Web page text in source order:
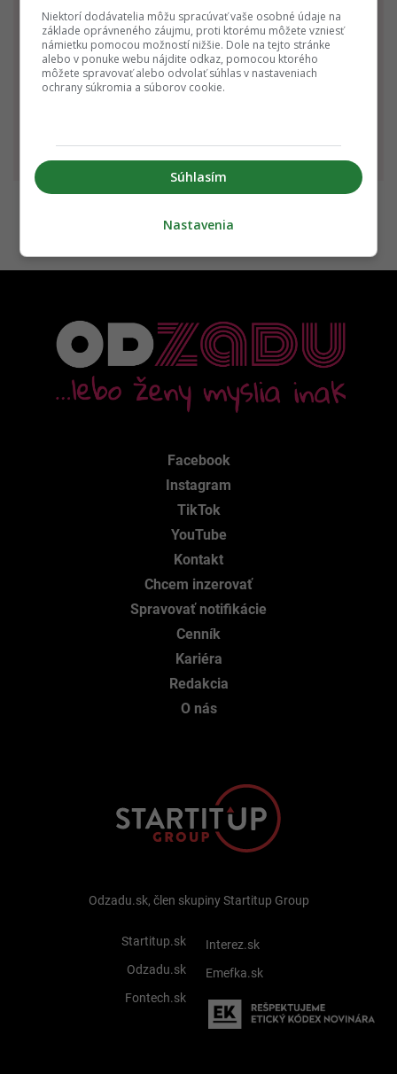
Váhy
23.9. - 22.10.
Škorpión Strelec
Facebook
Instagram
TikTok
YouTube
Kontakt
Chcem inzerovať
Spravovať notifikácie
Cenník
Kariéra
Redakcia
O nás
Odzadu.sk, člen skupiny Startitup Group
Startitup.sk
Odzadu.sk
Fontech.sk
Interez.sk
Emefka.sk
Niektorí dodávatelia môžu spracúvať vaše osobné údaje na
základe oprávneného záujmu, proti ktorému môžete vzniesť
námietku pomocou možností nižšie. Dole na tejto stránke
alebo v ponuke webu nájdite odkaz, pomocou ktorého
môžete spravovať alebo odvolať súhlas v nastaveniach
ochrany súkromia a súborov cookie.
Súhlasím
Nastavenia